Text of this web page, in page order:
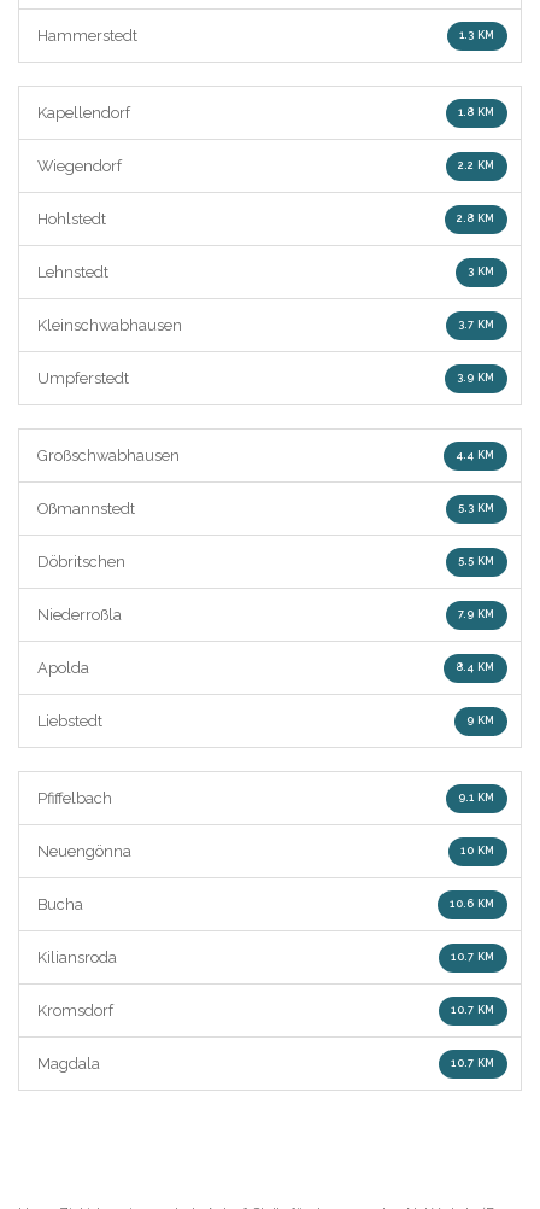
Hammerstedt 1.3 KM
Kapellendorf 1.8 KM
Wiegendorf 2.2 KM
Hohlstedt 2.8 KM
Lehnstedt 3 KM
Kleinschwabhausen 3.7 KM
Umpferstedt 3.9 KM
Großschwabhausen 4.4 KM
Oßmannstedt 5.3 KM
Döbritschen 5.5 KM
Niederroßla 7.9 KM
Apolda 8.4 KM
Liebstedt 9 KM
Pfiffelbach 9.1 KM
Neuengönna 10 KM
Bucha 10.6 KM
Kiliansroda 10.7 KM
Kromsdorf 10.7 KM
Magdala 10.7 KM